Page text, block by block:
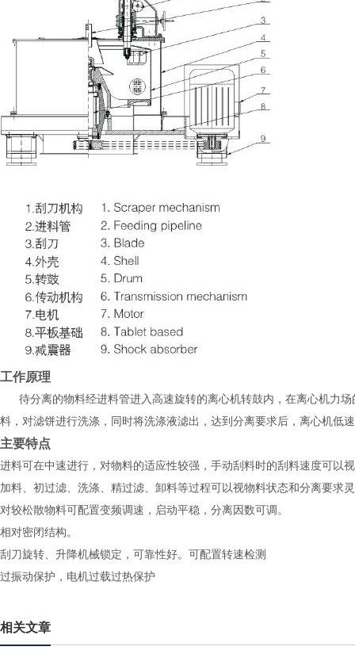
工作原理
待分离的物料经进料管进入高速旋转的离心机转鼓内，在离心机力场
料，对滤饼进行洗涤，同时将洗涤液滤出，达到分离要求后，离心机低
主要特点
进料可在中速进行，对物料的适应性较强，手动刮料时的刮料速度可以
加料、初过滤、洗涤、精过滤、卸料等过程可以视物料状态和分离要求
对较松散物料可配置变频调速，启动平稳，分离因数可调。
相对密闭结构。
刮刀旋转、升降机械锁定，可靠性好。可配置转速检测
过振动保护，电机过载过热保护
相关文章